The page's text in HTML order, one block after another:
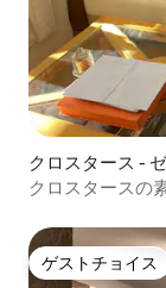
クロスタース -
クロスタースの
ゲストチョイス
ゲストチョイス